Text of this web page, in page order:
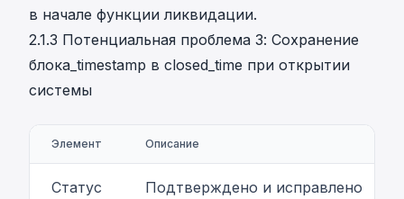
в начале функции ликвидации.
2.1.3 Потенциальная проблема 3: Сохранение
блока_timestamp в closed_time при открытии
системы
Элемент Описание
Статус Подтверждено и исправлено